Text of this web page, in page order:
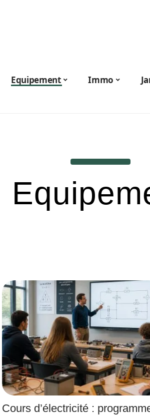
Equipement Immo
Cours d’électricité :